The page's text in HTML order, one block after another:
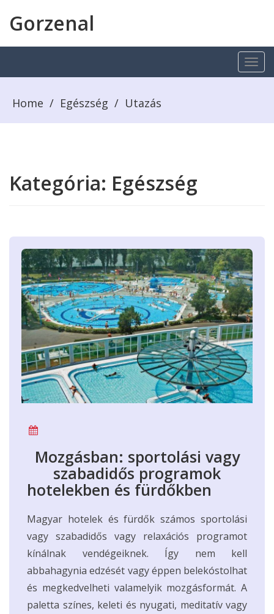
Gorzenal
Home / Egészség / Utazás
Kategória: Egészség
Mozgásban: sportolási vagy
szabadidős programok
hotelekben és fürdőkben
Magyar hotelek és fürdők számos sportolási
vagy szabadidős vagy relaxációs programot
kínálnak vendégeiknek. Így nem kell
abbahagynia edzését vagy éppen belekóstolhat
és megkedvelheti valamelyik mozgásformát. A
paletta színes, keleti és nyugati, meditatív vagy